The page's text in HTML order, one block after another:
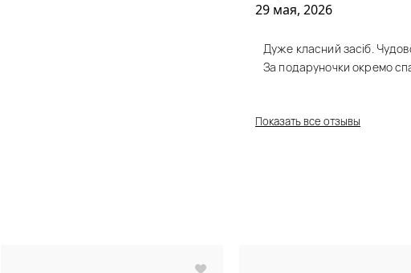
29 мая, 2026
Дуже класний засіб.
За подаруночки окремо
Показать все отзывы